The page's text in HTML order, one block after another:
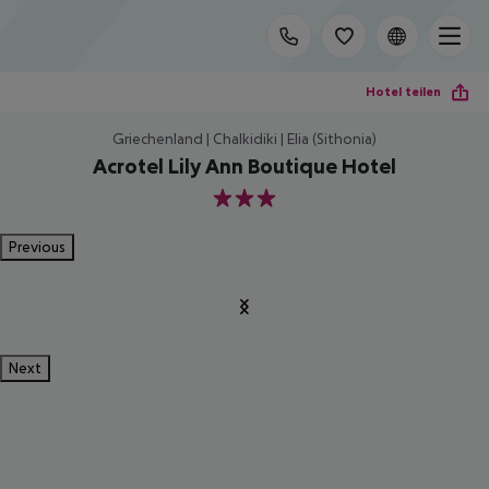
Hotel teilen
Griechenland | Chalkidiki | Elia (Sithonia)
Acrotel Lily Ann Boutique Hotel
3
Previous
Next